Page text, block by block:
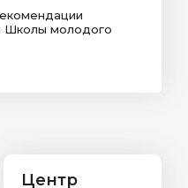
Школы молодого
Центр